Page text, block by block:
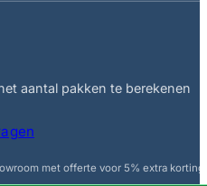
aantal pakken te berekenen
met offerte voor 5% extra korting.